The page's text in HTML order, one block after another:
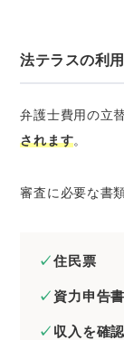
法テラスの利
弁護士費用の立
されます。
審査に必要な書
住民票
資力申告書
収入を確